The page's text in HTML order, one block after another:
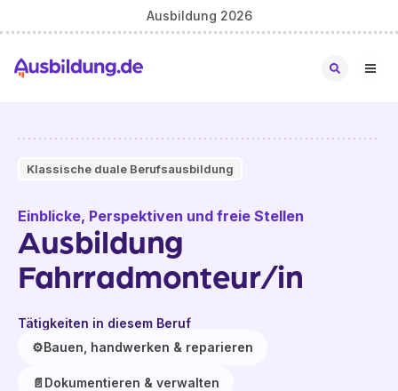
Ausbildung 2026
Klassische duale Berufsausbildung
Einblicke, Perspektiven und freie Stellen
Ausbildung
Fahrradmonteur/in
Tätigkeiten in diesem Beruf
⚙️Bauen, handwerken & reparieren
📄 Dokumentieren & verwalten